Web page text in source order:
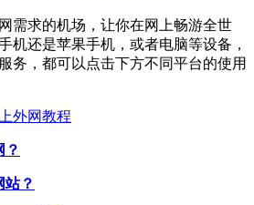
需求的机场，让你在网上畅游全世
机还是苹果手机，或者电脑等设备，
务，都可以点击下方不同平台的使用
外网教程
？
站？